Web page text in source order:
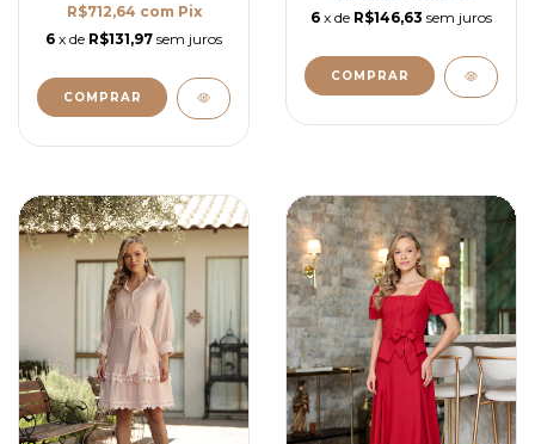
R$712,64 com Pix
6 x de R$131,97 sem juros
COMPRAR
6 x de R$146,63 sem juros
COMPRAR